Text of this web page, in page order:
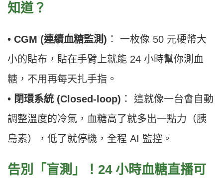
知道？
• CGM (連續血糖監測) ： 一枚像 50 元硬幣大
小的貼布，貼在手臂上就能 24 小時幫你測血
糖，不用再每天扎手指。
• 閉環系統 (Closed-loop) ： 這就像一台會自動
調整溫度的冷氣，血糖高了就多出一點力（胰
島素），低了就停機，全程 AI 監控。
告別「盲測」！24 小時血糖直播可